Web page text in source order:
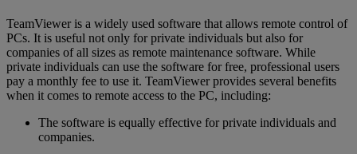
TeamViewer is a widely used software that allows remote control of
PCs. It is useful not only for private individuals but also for
companies of all sizes as remote maintenance software. While
private individuals can use the software for free, professional users
pay a monthly fee to use it. TeamViewer provides several benefits
when it comes to remote access to the PC, including:
The software is equally effective for private individuals and
companies.